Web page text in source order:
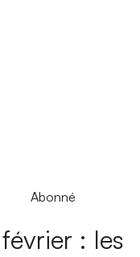
Abonné
: les